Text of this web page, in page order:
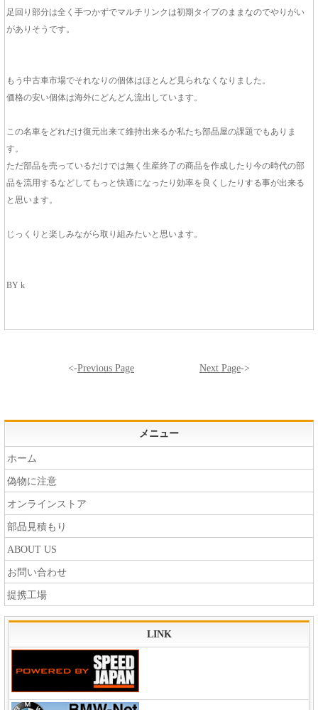
足回り部分は全く手つかずでマルチリンクは初期タイプのままなのでやりがい
がありそうです。
もう中古車市場でそれなりの個体はほとんど見られなくなりました。
価格の安い個体は海外にどんどん流出しています。
この名車をどれだけ復元出来て維持出来るか私たち部品屋の課題でもありま
す。
ただ部品を売っているだけでは無く生産終了の商品を作成したり今の時代の部
品を流用するなどしてもっと快適になったり効率を良くしたりする事が出来る
と思います。
じっくりと楽しみながら取り組みたいと思います。
BY k
<-Previous Page Next Page->
メニュー
ホーム
偽物に注意
オンラインストア
部品見積もり
ABOUT US
お問い合わせ
提携工場
LINK